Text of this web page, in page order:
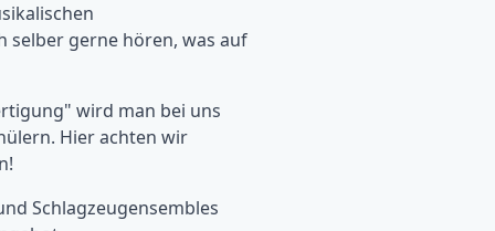
selber gerne hören, was auf
wird man bei uns
Hier achten wir
Schlagzeugensembles